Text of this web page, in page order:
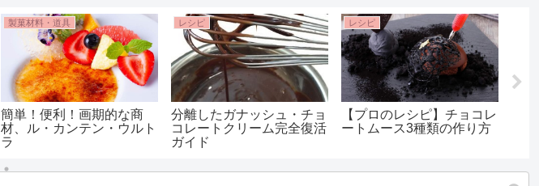
製菓材料・道具
簡単！便利！画期的な商
材、ル・カンテン・ウルト
ラ
レシピ
分離したガナッシュ・チョ
コレートクリーム完全復活
ガイド
レシピ
【プロのレシピ】チョコレ
ートムース3種類の作り方